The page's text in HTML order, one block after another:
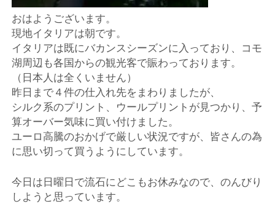
人
服
地
ア
ク
ー
おはようございます。
現地イタリアは朝です。
イタリアは既にバカンスシーズンに入っており、コモ
湖周辺も各国からの観光客で賑わっております。
（日本人は全くいません）
昨日まで４件の仕入れ先をまわりましたが、
シルク系のプリント、ウールプリントが見つかり、予
算オーバー気味に買い付けました。
ユーロ高騰のおかげで厳しい状況ですが、皆さんの為
に思い切って買うようにしています。
今日は日曜日で流石にどこもお休みなので、のんびり
しようと思っています。